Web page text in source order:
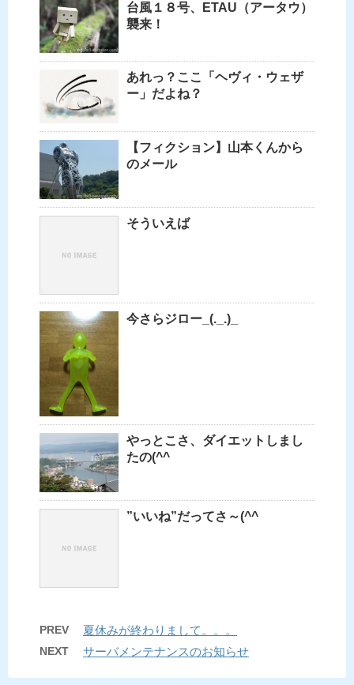
台風１８号、ETAU（アータウ）
襲来！
あれっ？ここ「ヘヴィ・ウェザ
ー」だよね？
【フィクション】山本くんから
のメール
そういえば
今さらジロー_(._.)_
やっとこさ、ダイエットしまし
たの(^^ゞ
”いいね”だってさ～(^^ゞ
PREV 夏休みが終わりまして。。。
NEXT サーバメンテナンスのお知らせ